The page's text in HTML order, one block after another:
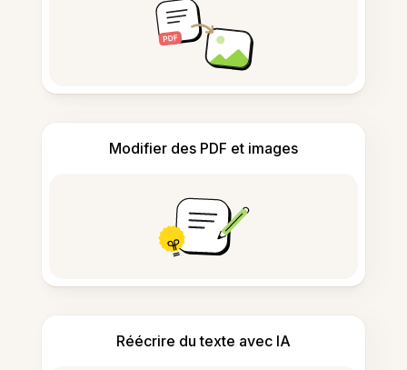
Modifier des PDF et images
Réécrire du texte avec IA